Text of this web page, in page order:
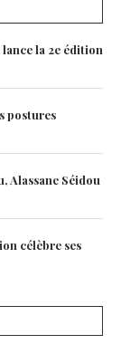
la 2e édition
postures
Alassane Séidou
célèbre ses